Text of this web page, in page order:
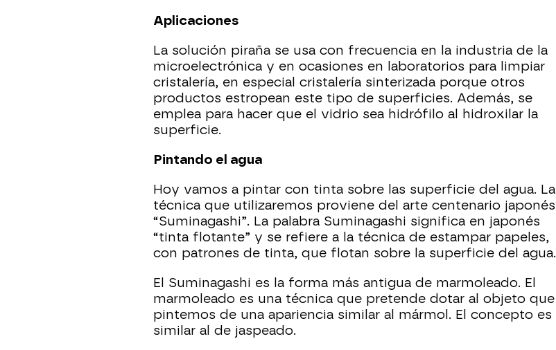
Aplicaciones
La solución piraña se usa con frecuencia en la industria de la
microelectrónica y en ocasiones en laboratorios para limpiar
cristalería, en especial cristalería sinterizada porque otros
productos estropean este tipo de superficies. Además, se
emplea para hacer que el vidrio sea hidrófilo al hidroxilar la
superficie.
Pintando el agua
Hoy vamos a pintar con tinta sobre las superficie del agua. La
técnica que utilizaremos proviene del arte centenario japonés
“Suminagashi”. La palabra Suminagashi significa en japonés
“tinta flotante” y se refiere a la técnica de estampar papeles,
con patrones de tinta, que flotan sobre la superficie del agua.
El Suminagashi es la forma más antigua de marmoleado. El
marmoleado es una técnica que pretende dotar al objeto que
pintemos de una apariencia similar al mármol. El concepto es
similar al de jaspeado.